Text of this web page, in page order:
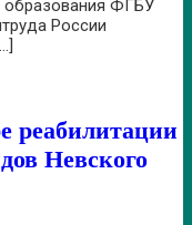
образования ФГБУ
России
реабилитации
Невского